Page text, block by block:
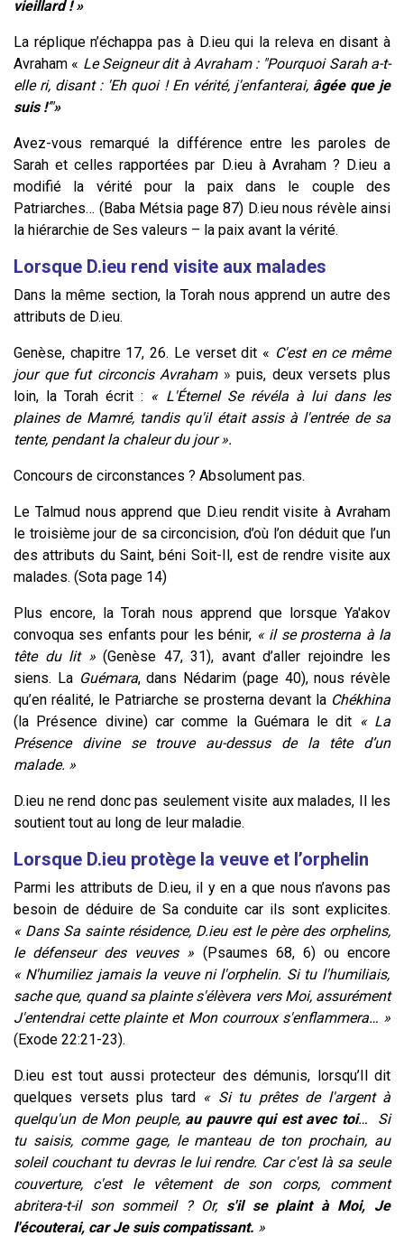
vieillard ! »
La réplique n’échappa pas à D.ieu qui la releva en disant à
Avraham « Le Seigneur dit à Avraham : "Pourquoi Sarah a-t-
elle ri, disant : 'Eh quoi ! En vérité, j'enfanterai, âgée que je
suis !’"»
Avez-vous remarqué la différence entre les paroles de
Sarah et celles rapportées par D.ieu à Avraham ? D.ieu a
modifié la vérité pour la paix dans le couple des
Patriarches… (Baba Métsia page 87) D.ieu nous révèle ainsi
la hiérarchie de Ses valeurs – la paix avant la vérité.
Lorsque D.ieu rend visite aux malades
Dans la même section, la Torah nous apprend un autre des
attributs de D.ieu.
Genèse, chapitre 17, 26. Le verset dit « C'est en ce même
jour que fut circoncis Avraham»puis, deux versets plus
loin, la Torah écrit : « L'Éternel Se révéla à lui dans les
plaines de Mamré, tandis qu'il était assis à l'entrée de sa
tente, pendant la chaleur du jour ».
Concours de circonstances ? Absolument pas.
Le Talmud nous apprend que D.ieu rendit visite à Avraham
le troisième jour de sa circoncision, d’où l’on déduit que l’un
des attributs du Saint, béni Soit-Il, est de rendre visite aux
malades. (Sota page 14)
Plus encore, la Torah nous apprend que lorsque Ya'akov
convoqua ses enfants pour les bénir, « il se prosterna à la
tête du lit »(Genèse 47, 31), avant d’aller rejoindre les
siens. La Guémara, dans Nédarim (page 40), nous révèle
qu’en réalité, le Patriarche se prosterna devant la Chékhina
(la Présence divine) car comme la Guémara le dit « La
Présence divine se trouve au-dessus de la tête d’un
malade. »
D.ieu ne rend donc pas seulement visite aux malades, Il les
soutient tout au long de leur maladie.
Lorsque D.ieu protège la veuve et l’orphelin
Parmi les attributs de D.ieu, il y en a que nous n’avons pas
besoin de déduire de Sa conduite car ils sont explicites.
« Dans Sa sainte résidence, D.ieu est le père des orphelins,
le défenseur des veuves » (Psaumes 68, 6) ou encore
« N'humiliez jamais la veuve ni l'orphelin. Si tu l'humiliais,
sache que, quand sa plainte s'élèvera vers Moi, assurément
J'entendrai cette plainte et Mon courroux s'enflammera… »
(Exode 22:21-23).
D.ieu est tout aussi protecteur des démunis, lorsqu’Il dit
quelques versets plus tard «Si tu prêtes de l'argent à
quelqu'un de Mon peuple, au pauvre qui est avec toi… Si
tu saisis, comme gage, le manteau de ton prochain, au
soleil couchant tu devras le lui rendre. Car c'est là sa seule
couverture, c'est le vêtement de son corps, comment
abritera-t-il son sommeil ? Or, s'il se plaint à Moi, Je
l'écouterai, car Je suis compatissant. »